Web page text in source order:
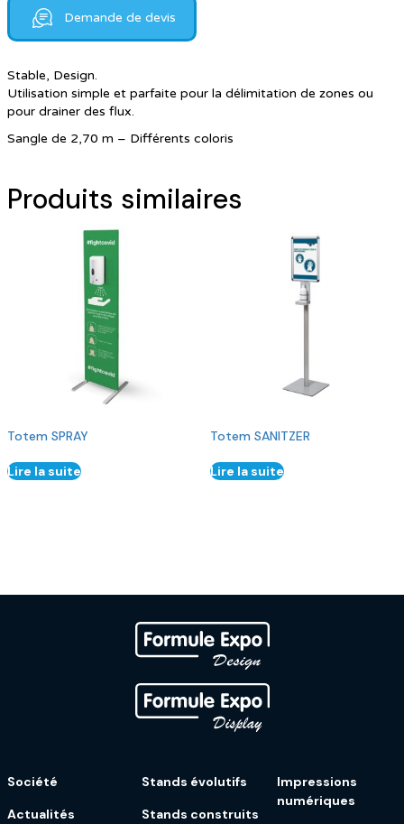
Demande de devis
Stable, Design.
Utilisation simple et parfaite pour la délimitation de zones ou
pour drainer des flux.
Sangle de 2,70 m – Différents coloris
Produits similaires
Totem SPRAY
Lire la suite
Totem SANITZER
Lire la suite
Société
Actualités
Stands évolutifs
Stands construits
Impressions
numériques